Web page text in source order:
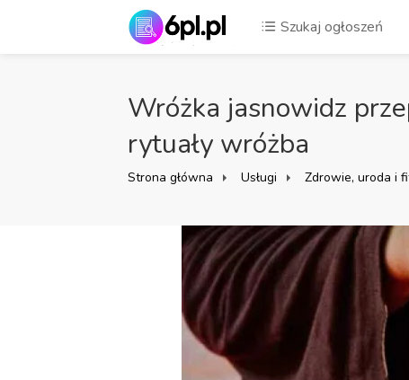
Szukaj ogłoszeń
Wróżka jasnowidz
rytuały wróżba
Strona główna Usługi Zdrowie, uroda i